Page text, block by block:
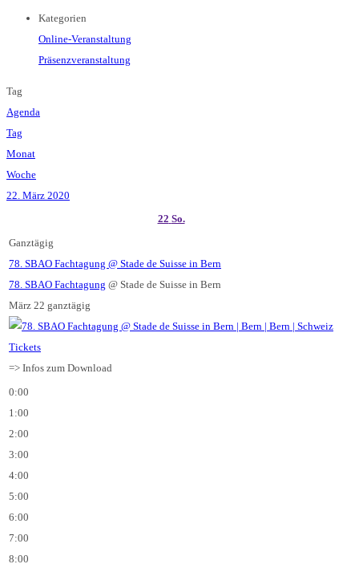
Kategorien
Online-Veranstaltung
Präsenzveranstaltung
Tag
Agenda
Tag
Monat
Woche
22. März 2020
22 So.
Ganztägig
78. SBAO Fachtagung @ Stade de Suisse in Bern
78. SBAO Fachtagung @ Stade de Suisse in Bern
März 22 ganztägig
Tickets
=> Infos zum Download
0:00
1:00
2:00
3:00
4:00
5:00
6:00
7:00
8:00